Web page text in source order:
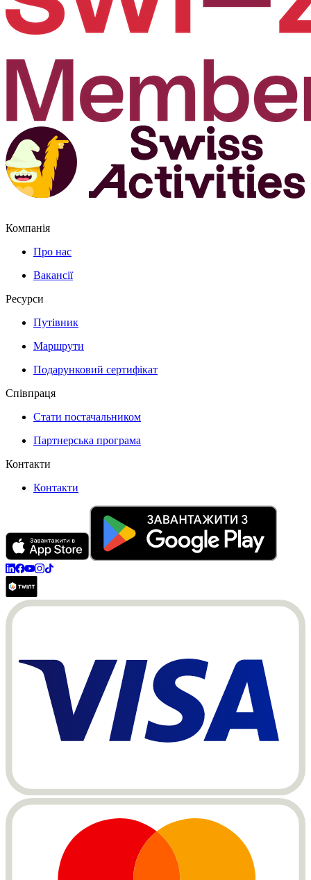
Компанія
Про нас
Вакансії
Ресурси
Путівник
Маршрути
Подарунковий сертифікат
Співпраця
Стати постачальником
Партнерська програма
Контакти
Контакти